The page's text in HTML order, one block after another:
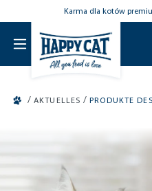
main contentKarma dla kotów
/ AKTUELLES / PRODUKTE